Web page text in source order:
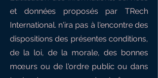
et données proposés par TRech
International. n'ira pas à l'encontre des
dispositions des présentes conditions,
de la loi, de la morale, des bonnes
mœurs ou de l'ordre public ou dans